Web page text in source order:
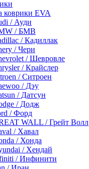
коврики EVA
/ Ауди
/ БМВ
/ Кадиллак
/ Чери
/ Шевровле
/ Крайслер
/ Ситроен
/ Дэу
/ Датсун
/ Додж
/ Форд
WALL / Грейт Волл
/ Хавал
/ Хонда
/ Хендай
/ Инфинити